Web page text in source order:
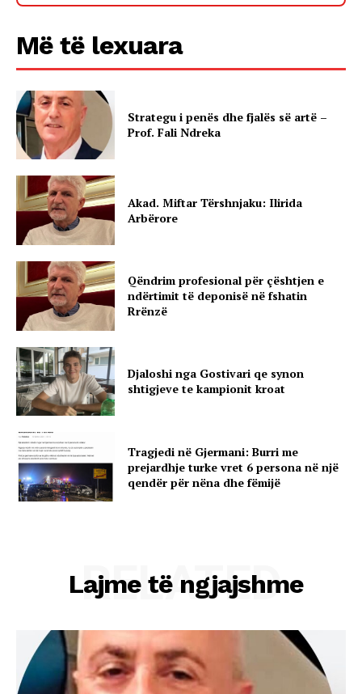
Më të lexuara
Strategu i penës dhe fjalës së artë –
Prof. Fali Ndreka
Akad. Miftar Tërshnjaku: Ilirida
Arbërore
Qëndrim profesional për çështjen e
ndërtimit të deponisë në fshatin
Rrënzë
Djaloshi nga Gostivari qe synon
shtigjeve te kampionit kroat
Tragjedi në Gjermani: Burri me
prejardhje turke vret 6 persona në një
qendër për nëna dhe fëmijë
Lajme të ngjajshme
RELATED